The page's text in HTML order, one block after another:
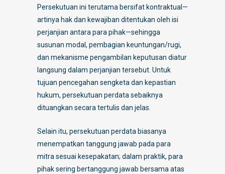
Persekutuan ini terutama bersifat kontraktual—
artinya hak dan kewajiban ditentukan oleh isi
perjanjian antara para pihak—sehingga
susunan modal, pembagian keuntungan/rugi,
dan mekanisme pengambilan keputusan diatur
langsung dalam perjanjian tersebut. Untuk
tujuan pencegahan sengketa dan kepastian
hukum, persekutuan perdata sebaiknya
dituangkan secara tertulis dan jelas.
Selain itu, persekutuan perdata biasanya
menempatkan tanggung jawab pada para
mitra sesuai kesepakatan; dalam praktik, para
pihak sering bertanggung jawab bersama atas